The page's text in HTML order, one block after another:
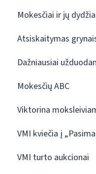
Mokesčiai ir jų
Atsiskaitymas
Dažniausiai
Mokesčių ABC
Viktorina
VMI kviečia į
VMI turto aukcionai